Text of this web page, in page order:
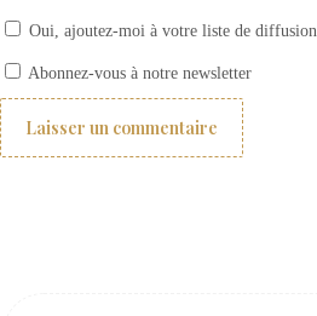
Oui, ajoutez-moi à votre liste de diffusion.
Abonnez-vous à notre newsletter